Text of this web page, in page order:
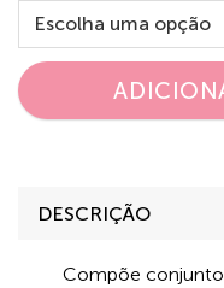
DESCRIÇÃO
Compõe conjunto